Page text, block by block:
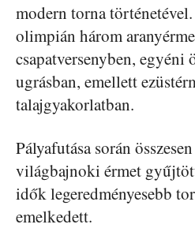
modern torna
olimpián három
csapatversenyben, egyéni
ugrásban, emellett
talajgyakorlatban.
Pályafutása során
világbajnoki érmet
idők legeredményesebb
emelkedett.